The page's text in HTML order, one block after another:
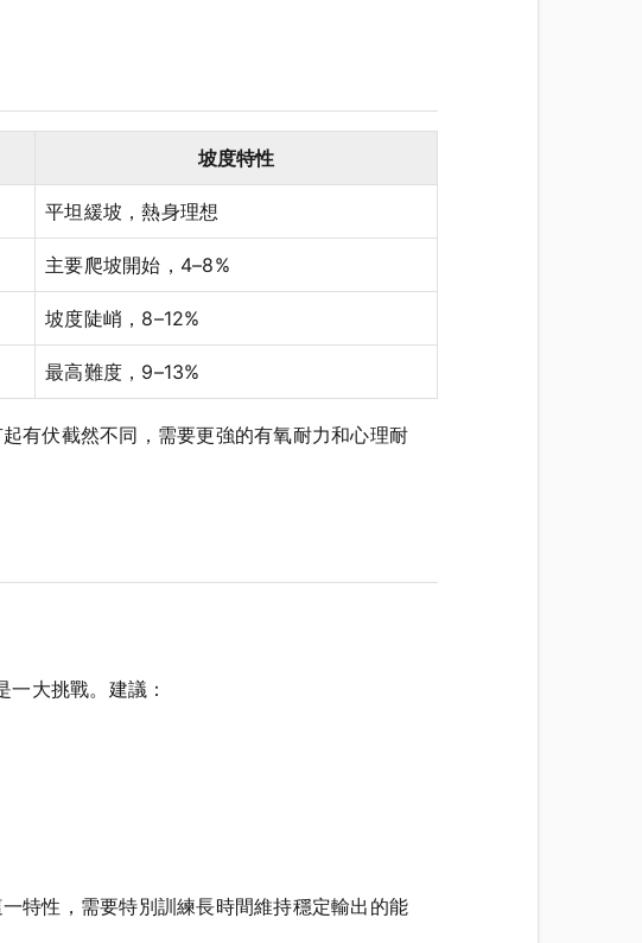
坡度特性
平坦緩坡，熱身理想
主要爬坡開始，4–8%
坡度陡峭，8–12%
最高難度，9–13%
有伏截然不同，需要更強的有氧耐力和心理耐
大挑戰。建議：
特性，需要特別訓練長時間維持穩定輸出的能